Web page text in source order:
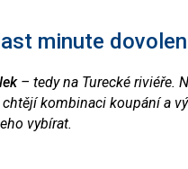
minute
– tedy na Turecké riviéře.
kombinaci koupání a
vybírat.